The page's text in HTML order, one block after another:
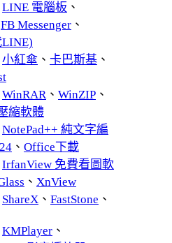
LINE 電腦板 、
FB Messenger 、
小紅傘 、 卡巴斯基 、
WinRAR、 WinZIP 、
縮軟體
NotePad++ 純文字編
、 Office下載
IrfanView 免費看圖軟
、 XnView
ShareX 、 FastStone 、
KMPlayer 、